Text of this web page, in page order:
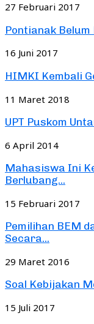
27 Februari 2017
Pontianak
16 Juni 2017
HIMKI Kembali
11 Maret 2018
UPT Puskom
6 April 2014
Mahasiswa Ini
Berlubang...
15 Februari 2017
Pemilihan BEM
Secara...
29 Maret 2016
Soal Kebijakan
15 Juli 2017